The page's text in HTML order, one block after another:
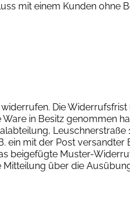
mit einem Kunden ohne
Die
in Besitz genommen
Leuschnerstraße
ein mit der Post versandter
beigefügte Muster-
über die